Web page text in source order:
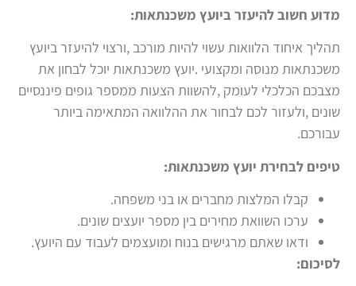
מדוע חשוב להיעזר ביועץ משכנתאות:
תהליך איחוד הלוואות עשוי להיות מורכב ,ורצוי להיעזר ביועץ
משכנתאות מנוסה ומקצועי .יועץ משכנתאות יוכל לבחון את
מצבכם הכלכלי לעומק ,להשוות הצעות ממספר גופים פיננסיים
שונים ,ולעזור לכם לבחור את ההלוואה המתאימה ביותר
עבורכם.
טיפים לבחירת יועץ משכנתאות:
קבלו המלצות מחברים או בני משפחה.
ערכו השוואת מחירים בין מספר יועצים שונים.
ודאו שאתם מרגישים בנוח ומועצמים לעבוד עם היועץ.
לסיכום: